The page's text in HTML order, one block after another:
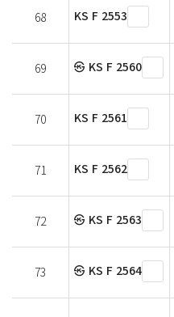
68 KS F 2553
69 ㉿ KS F 2560
70 KS F 2561
71 KS F 2562
72 ㉿ KS F 2563
73 ㉿ KS F 2564